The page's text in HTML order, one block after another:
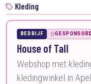
Kleding
BEDRIJF GESPONSORD
House of Tall
Webshop met
kledingwinkel in